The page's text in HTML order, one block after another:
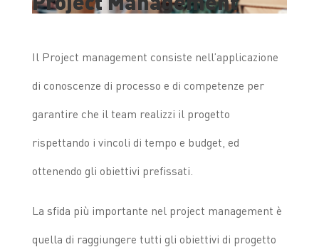
Il Project management consiste nell’applicazione
di conoscenze di processo e di competenze per
garantire che il team realizzi il progetto
rispettando i vincoli di tempo e budget, ed
ottenendo gli obiettivi prefissati.
La sfida più importante nel project management è
quella di raggiungere tutti gli obiettivi di progetto